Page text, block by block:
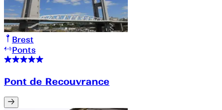
Brest
Ponts
Pont de Recouvrance